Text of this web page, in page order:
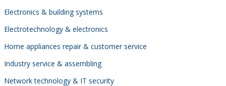
Electronics & building systems
Electrotechnology & electronics
Home appliances repair & customer service
Industry service & assembling
Network technology & IT security